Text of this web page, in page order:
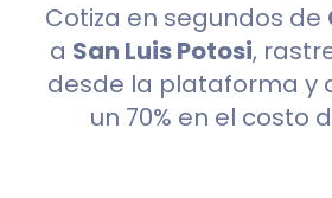
Cotiza en segundos de
a San Luis Potosi,
desde la plataforma y
un 70% en el costo